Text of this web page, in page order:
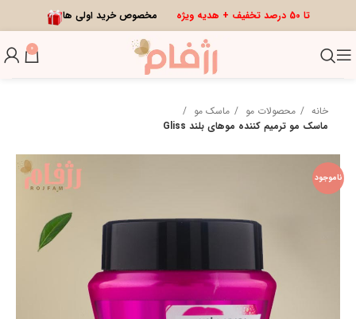
تا 50 درصد تخفیف + هدیه ویژه مخصوص خرید اولی ها
0
خانه محصولات مو
ماسک مو
ماسک مو ترمیم کننده موهای بلند Gliss
ناموجود